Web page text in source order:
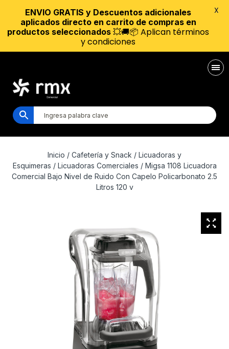
Inicio / Cafetería y Snack / Licuadoras y
Esquimeras / Licuadoras Comerciales / Migsa 1108 Licuadora
Comercial Bajo Nivel de Ruido Con Capelo Policarbonato 2.5
Litros 120 v
ENVIO GRATIS y Descuentos adicionales
aplicados directo en carrito de compras en
productos seleccionados 💥🚚📦 Aplican términos
y condiciones
X